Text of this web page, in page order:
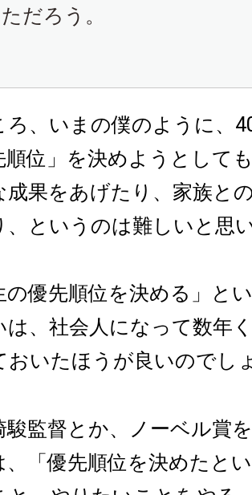
だろう。
、いまの僕のように、
順位」を決めようとして
成果をあげたり、家族と
、というのは難しいと思
の優先順位を決める」と
は、社会人になって数年
おいたほうが良いのでし
駿監督とか、ノーベル賞
、「優先順位を決めたと